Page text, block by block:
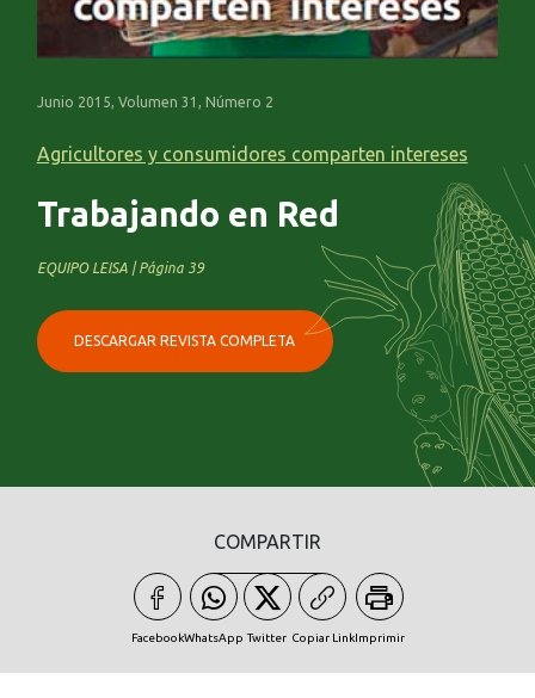
Junio 2015, Volumen 31, Número 2
Agricultores y consumidores comparten intereses
Trabajando en Red
EQUIPO LEISA | Página 39
DESCARGAR REVISTA COMPLETA
COMPARTIR
FacebookWhatsApp Twitter Copiar LinkImprimir